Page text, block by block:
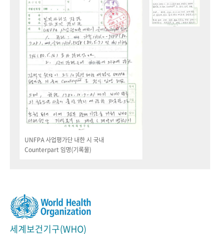
UNFPA 사업평가단 내한 시 국내
Counterpart 임명(기록물)
세계보건기구(WHO)